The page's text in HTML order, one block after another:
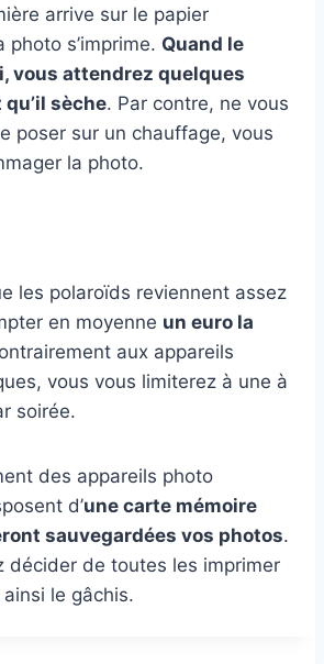
arrive sur le papier
s’imprime. Quand le
vous attendrez quelques
sèche. Par contre, ne vous
poser sur un chauffage, vous
la photo.
les polaroïds reviennent assez
en moyenne un euro la
aux appareils
vous vous limiterez à une à
soirée.
des appareils photo
d’une carte mémoire
sauvegardées vos photos.
décider de toutes les imprimer
le gâchis.